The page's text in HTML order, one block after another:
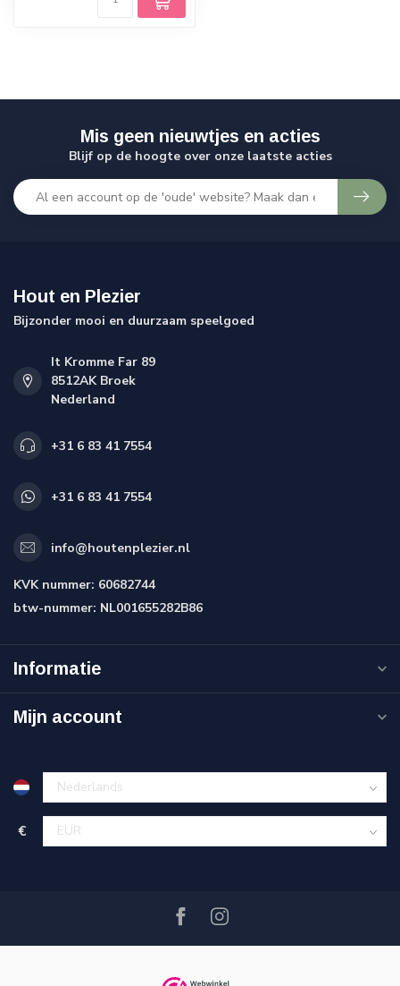
Mis geen nieuwtjes en acties
Blijf op de hoogte over onze laatste acties
Hout en Plezier
Bijzonder mooi en duurzaam speelgoed
It Kromme Far 89
8512AK Broek
Nederland
+31 6 83 41 7554
+31 6 83 41 7554
info@houtenplezier.nl
KVK nummer: 60682744
btw-nummer: NL001655282B86
Informatie
Mijn account
€